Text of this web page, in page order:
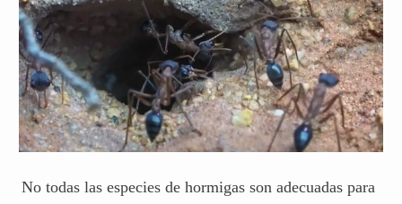
No todas las especies de hormigas son adecuadas para